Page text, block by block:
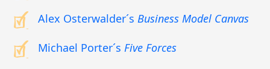
Alex Osterwalder´s Business Model Canvas
Michael Porter´s Five Forces